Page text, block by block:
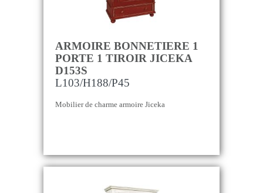
ARMOIRE BONNETIERE 1
PORTE 1 TIROIR JICEKA
D153S
L103/H188/P45
Mobilier de charme armoire Jiceka